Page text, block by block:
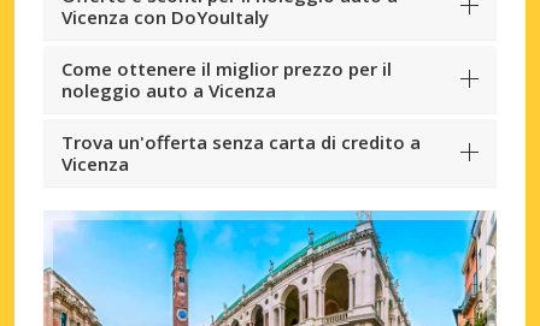
Vicenza con DoYouItaly
Come ottenere il miglior prezzo per il
noleggio auto a Vicenza
Trova un'offerta senza carta di credito a
Vicenza